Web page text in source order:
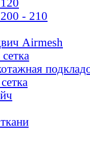
- 210
Airmesh